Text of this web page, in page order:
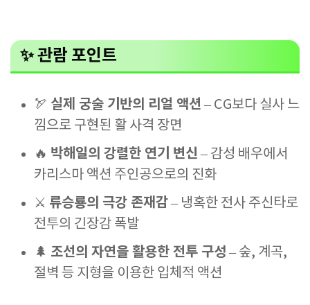
✨관람 포인트
🏹 실제 궁술 기반의 리얼 액션 – CG보다 실사 느
낌으로 구현된 활 사격 장면
🔥 박해일의 강렬한 연기 변신 – 감성 배우에서
카리스마 액션 주인공으로의 진화
⚔️ 류승룡의 극강 존재감– 냉혹한 전사 주신타로
전투의 긴장감 폭발
🌲 조선의 자연을 활용한 전투 구성 – 숲, 계곡,
절벽 등 지형을 이용한 입체적 액션